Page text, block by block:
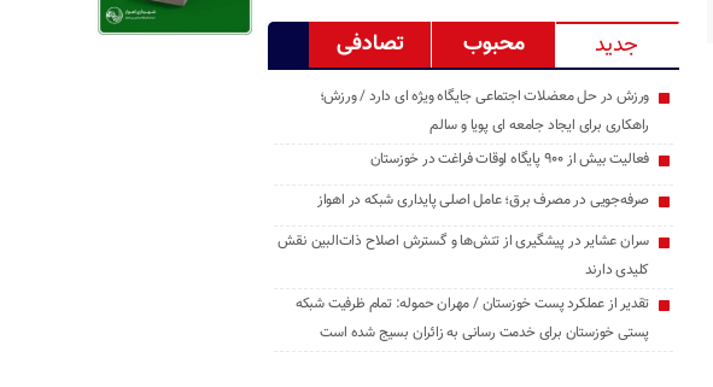
جدید محبوب تصادفی
ورزش در حل معضلات اجتماعی جایگاه ویژه ای دارد / ورزش؛
راهکاری برای ایجاد جامعه ‌ای پویا و سالم
فعالیت بیش از ۹۰۰ پایگاه اوقات فراغت در خوزستان
صرفه‌جویی در مصرف برق؛ عامل اصلی پایداری شبکه در اهواز
سران عشایر در پیشگیری از تنش‌ها و گسترش اصلاح ذات‌البین نقش
کلیدی دارند
تقدیر از عملکرد پست خوزستان / مهران حموله: تمام ظرفیت‌ شبکه
پستی خوزستان برای خدمت ‌رسانی به زائران بسیج شده است